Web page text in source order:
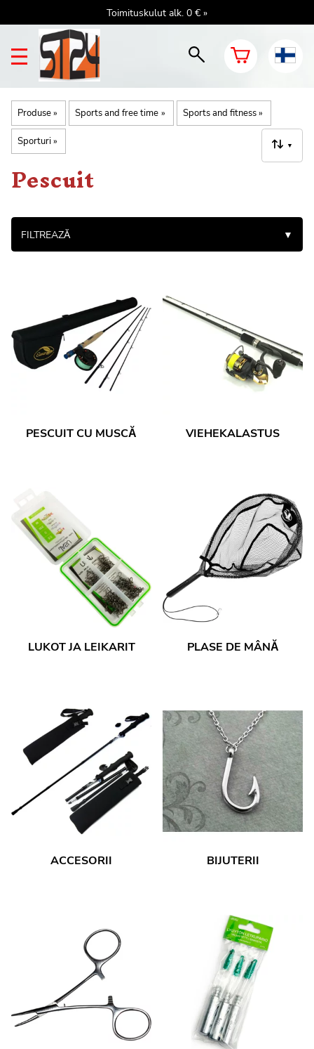
Toimituskulut alk. 0 € »
Produse‪» Sports and free time ‪» Sports and fitness‪»
Sporturi‪» ▼
Pescuit
FILTREAZĂ ▼
PESCUIT CU MUSCĂ VIEHEKALASTUS
LUKOT JA LEIKARIT PLASE DE MÂNĂ
ACCESORII BIJUTERII